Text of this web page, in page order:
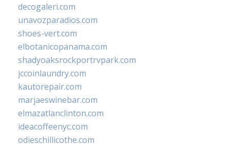
decogaleri.com
unavozparadios.com
shoes-vert.com
elbotanicopanama.com
shadyoaksrockportrvpark.com
jccoinlaundry.com
kautorepair.com
marjaeswinebar.com
elmazatlanclinton.com
ideacoffeenyc.com
odieschillicothe.com